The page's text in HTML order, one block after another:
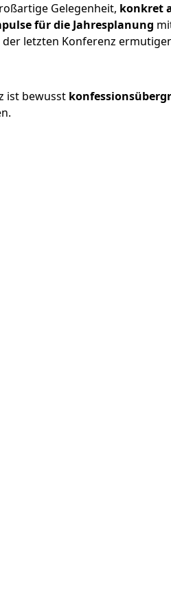
Gelegenheit, konkret
für die Jahresplanung
der letzten Konferenz
ist bewusst